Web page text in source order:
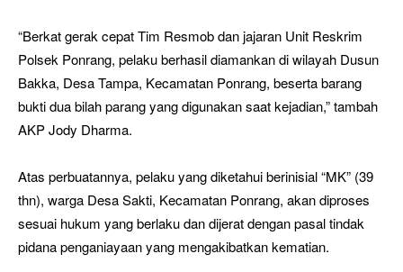
“Berkat gerak cepat Tim Resmob dan jajaran Unit Reskrim
Polsek Ponrang, pelaku berhasil diamankan di wilayah Dusun
Bakka, Desa Tampa, Kecamatan Ponrang, beserta barang
bukti dua bilah parang yang digunakan saat kejadian,” tambah
AKP Jody Dharma.
Atas perbuatannya, pelaku yang diketahui berinisial “MK” (39
thn), warga Desa Sakti, Kecamatan Ponrang, akan diproses
sesuai hukum yang berlaku dan dijerat dengan pasal tindak
pidana penganiayaan yang mengakibatkan kematian.